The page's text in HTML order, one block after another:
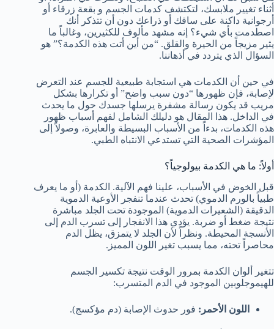
أثناء تغيير ملابسك، لتكتشف كدمات الجسم و بقعة زرقاء أو
أرجوانية داكنة على ساقك أو ذراعك دون أن تتذكر أنك
اصطدمت بأي شيء؟ إنه مشهد مألوف للكثيرين، وغالباً ما
يثير مزيجاً من الحيرة والقلق. “من أين أتت هذه الكدمة؟” هو
السؤال الذي يتردد في أذهاننا.
في حين أن الكدمات هي استجابة طبيعية للجسم عند التعرض
لإصابة، فإن ظهورها “دون سبب واضح” أو تكرارها بشكل
مريب قد يكون رسالة مشفرة يرسلها جسدك حول ما يحدث
في الداخل. هذا المقال هو دليلك الشامل لفهم أسباب ظهور
هذه الكدمات، بدءاً من الأسباب البسيطة والعابرة، وصولاً إلى
المؤشرات الصحية التي تستدعي الانتباه الطبي.
أولاً: ما هي الكدمة بيولوجياً؟
قبل الخوض في الأسباب، علينا فهم الآلية. الكدمة (أو ما يعرف
طبياً بالورم الدموي) تحدث عندما تنفجر الأوعية الدموية
الدقيقة (الشعيرات الدموية) الموجودة تحت الجلد مباشرة
نتيجة ضغط أو ضربة. يؤدي هذا الانفجار إلى تسرب الدم إلى
الأنسجة المحيطة. ونظراً لأن الجلد لا يتمزق، يظل الدم
محاصراً تحته، مما يسبب تغير اللون المميز.
تتغير ألوان الكدمة بمرور الوقت نتيجة تكسير الجسم
للهيموجلوبين الموجود في الدم المتسرب:
اللون الأحمر: فور حدوث الإصابة (دم مؤكسج).